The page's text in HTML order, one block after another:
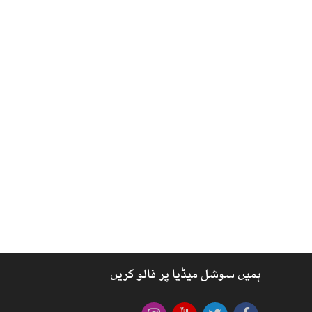
ہمیں سوشل میڈیا پر فالو کریں